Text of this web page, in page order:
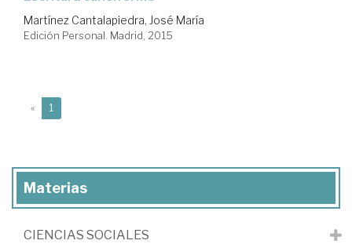
Martínez Cantalapiedra, José María
Edición Personal. Madrid, 2015
« 1
Materias
CIENCIAS SOCIALES